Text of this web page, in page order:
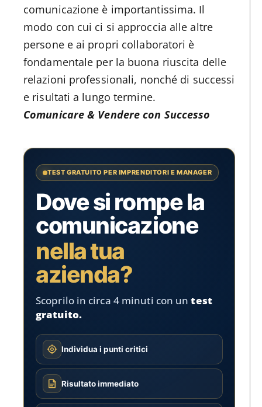
comunicazione è importantissima. Il
modo con cui ci si approccia alle altre
persone e ai propri collaboratori è
fondamentale per la buona riuscita delle
relazioni professionali, nonché di successi
e risultati a lungo termine.
Comunicare & Vendere con Successo
TEST GRATUITO PER IMPRENDITORI E MANAGER
Dove si rompe la
comunicazione
nella tua
azienda?
Scoprilo in circa 4 minuti con untest
gratuito.
Individua i punti critici
Risultato immediato